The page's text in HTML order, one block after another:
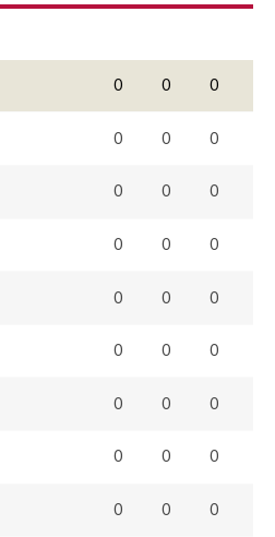
0 0 0
0 0 0
0 0 0
0 0 0
0 0 0
0 0 0
0 0 0
0 0 0
0 0 0